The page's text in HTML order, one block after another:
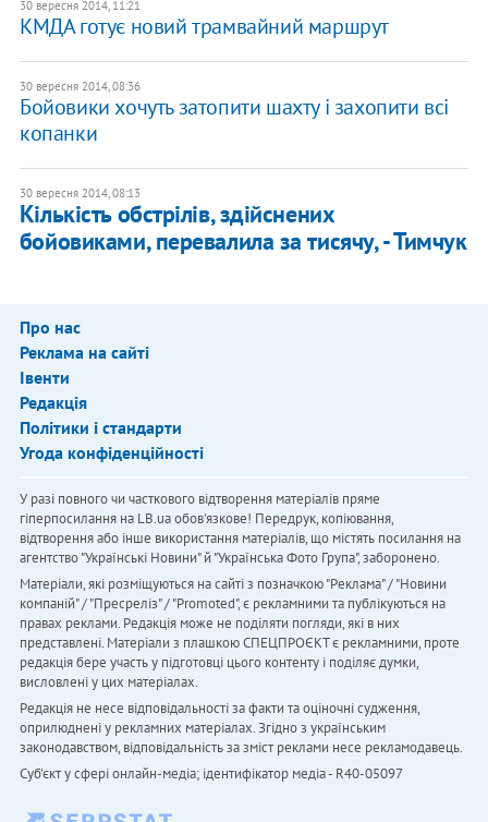
30 вересня 2014, 11:21
КМДА готує новий трамвайний маршрут
30 вересня 2014, 08:36
Бойовики хочуть затопити шахту і захопити всі
копанки
30 вересня 2014, 08:13
Кількість обстрілів, здійснених
бойовиками, перевалила за тисячу, - Тимчук
Про нас
Реклама на сайті
Івенти
Редакція
Політики і стандарти
Угода конфіденційності
У разі повного чи часткового відтворення матеріалів пряме
гіперпосилання на LB.ua обов'язкове! Передрук, копіювання,
відтворення або інше використання матеріалів, що містять посилання на
агентство "Українськi Новини" й "Українська Фото Група", заборонено.
Матеріали, які розміщуються на сайті з позначкою "Реклама" / "Новини
компаній" / "Пресреліз" / "Promoted", є рекламними та публікуються на
правах реклами. Редакція може не поділяти погляди, які в них
представлені. Матеріали з плашкою СПЕЦПРОЄКТ є рекламними, проте
редакція бере участь у підготовці цього контенту і поділяє думки,
висловлені у цих матеріалах.
Редакція не несе відповідальності за факти та оціночні судження,
оприлюднені у рекламних матеріалах. Згідно з українським
законодавством, відповідальність за зміст реклами несе рекламодавець.
Cуб'єкт у сфері онлайн-медіа; ідентифікатор медіа - R40-05097